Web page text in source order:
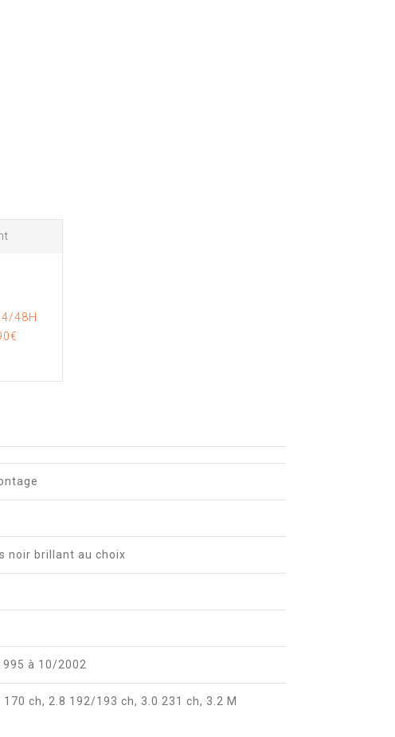
48H
noir brillant au choix
à 10/2002
ch, 2.8 192/193 ch, 3.0 231 ch, 3.2 M